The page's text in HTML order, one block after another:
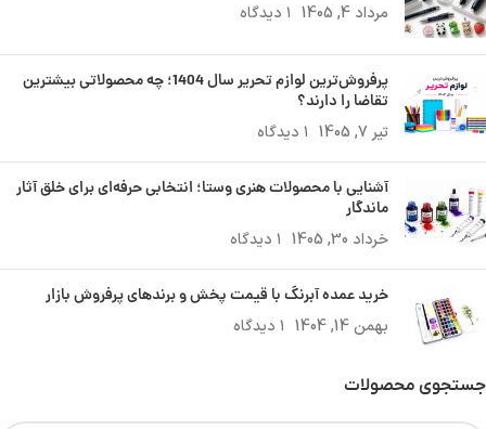
مرداد 4, 1405 ۱ دیدگاه
پرفروش‌ترین لوازم تحریر سال 1404؛ چه محصولاتی بیشترین
تقاضا را دارند؟
تیر 7, 1405 ۱ دیدگاه
آشنایی با محصولات هنری وستا؛ انتخابی حرفه‌ای برای خلق آثار
ماندگار
خرداد 30, 1405 ۱ دیدگاه
خرید عمده آبرنگ با قیمت پخش و برندهای پرفروش بازار
بهمن 14, 1404 ۱ دیدگاه
جستجوی محصولات